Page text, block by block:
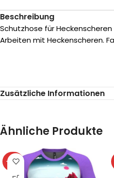
Beschreibung
Schutzhose für Heckenscheren
Arbeiten mit Heckenscheren.
Zusätzliche Informationen
Ähnliche Produkte
-40%